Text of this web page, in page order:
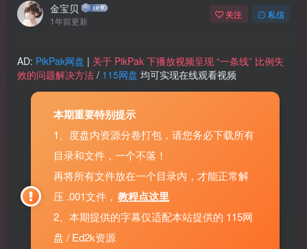
金宝贝
1年前更新
关注 私信
AD: PikPak网盘 | 关于 PikPak 下播放视频呈现 “一条线” 比例失
效的问题解决方法 / 115网盘 均可实现在线观看视频
本期重要特别提示
1、度盘内资源分卷打包，请您务必下载所有
目录和文件，一个不落！
再将所有文件放在一个目录内，才能正常解
压 .001文件， 教程点这里
2、本期提供的字幕仅适配本站提供的 115网
盘 / Ed2k资源